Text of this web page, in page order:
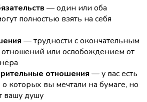
— один или оба
полностью взять на себя
— трудности с окончательным
или освобождением от
отношения — у вас есть
которых вы мечтали на бумаге, но
вашу душу